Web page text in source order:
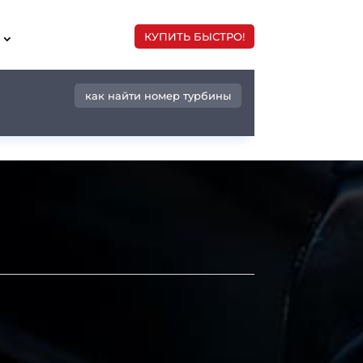
КУПИТЬ БЫСТРО!
как найти номер турбины